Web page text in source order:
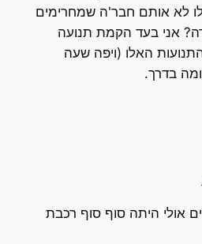
לא אותם חבר'ה שמחרימים
אני בעד הקמת תנועה
האלו (ויפה שעה
בדרך.
אולי היתה סוף סוף רכבת